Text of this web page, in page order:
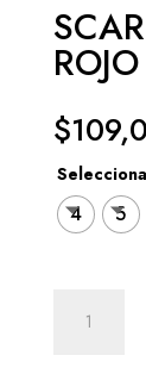
ROJO
$
4 5
CUERO